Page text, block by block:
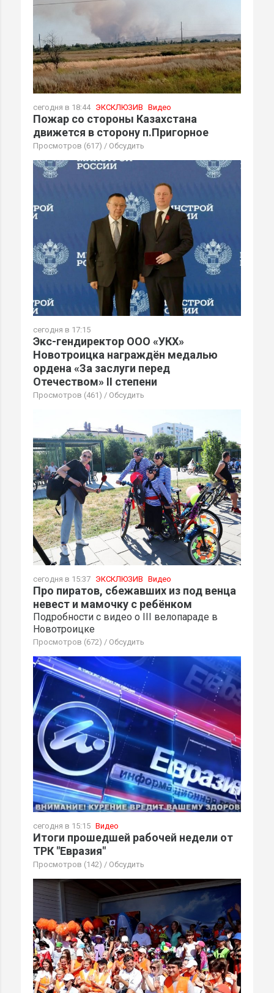
сегодня в 18:44 ЭКСКЛЮЗИВ Видео
Пожар со стороны Казахстана
движется в сторону п.Пригорное
Просмотров (617) / Обсудить
сегодня в 17:15
Экс-гендиректор ООО «УКХ»
Новотроицка награждён медалью
ордена «За заслуги перед
Отечеством» II степени
Просмотров (461) / Обсудить
сегодня в 15:37 ЭКСКЛЮЗИВ Видео
Про пиратов, сбежавших из под венца
невест и мамочку с ребёнком
Подробности с видео о III велопараде в
Новотроицке
Просмотров (672) / Обсудить
сегодня в 15:15 Видео
Итоги прошедшей рабочей недели от
ТРК "Евразия"
Просмотров (142) / Обсудить